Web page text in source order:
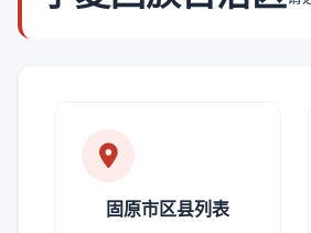
固原市区县列表